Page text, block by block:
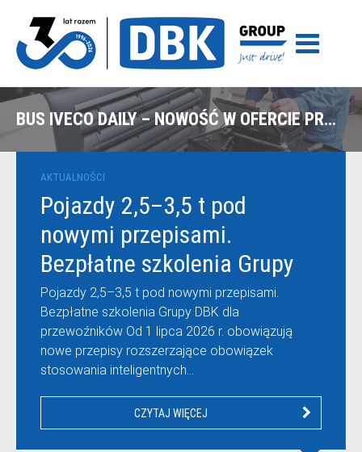
BUS IVECO DAILY – NOWOŚĆ W OFERCIE PRODUKTOWEJ GRUPY DBK
AKTUALNOŚCI
Pojazdy 2,5–3,5 t pod
nowymi przepisami.
Bezpłatne szkolenia Grupy
DBK dla przewoźników
Pojazdy 2,5–3,5 t pod nowymi przepisami.
Bezpłatne szkolenia Grupy DBK dla
przewoźników Od 1 lipca 2026 r. obowiązują
nowe przepisy rozszerzające obowiązek
stosowania inteligentnych…
CZYTAJ WIĘCEJ